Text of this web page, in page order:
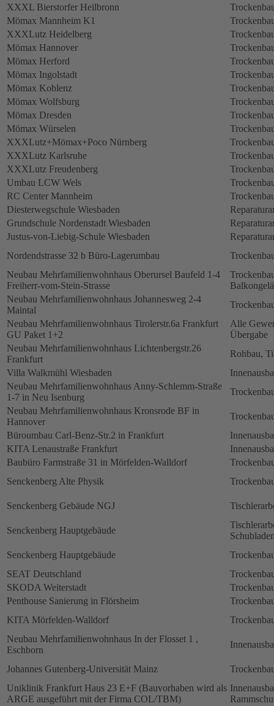
XXXL Bierstorfer Heilbronn
Mömax Mannheim K1
XXXLutz Heidelberg
Mömax Hannover
Mömax Herford
Mömax Ingolstadt
Mömax Koblenz
Mömax Wolfsburg
Mömax Dresden
Mömax Würselen
XXXLutz+Mömax+Poco Nürnberg
XXXLutz Karlsruhe
XXXLutz Freudenberg
Umbau LCW Wels
RC Center Mannheim
Diesterwegschule Wiesbaden
Grundschule Nordenstadt Wiesbaden
Justus-von-Liebig-Schule Wiesbaden
Nordendstrasse 32 b Büro-Lagerumbau
Neubau Mehrfamilienwohnhaus Oberursel Baufeld 1-4
Freiherr-vom-Stein-Strasse
Neubau Mehrfamilienwohnhaus Johannesweg 2-4
Maintal
Neubau Mehrfamilienwohnhaus Tirolerstr.6a Frankfurt
GU Paket 1+2
Alle
Übergabe
Neubau Mehrfamilienwohnhaus Lichtenbergstr.26
Frankfurt
Rohbau,
Villa Walkmühl Wiesbaden
Neubau Mehrfamilienwohnhaus Anny-Schlemm-Straße
1-7 in Neu Isenburg
Neubau Mehrfamilienwohnhaus Kronsrode BF in
Hannover
Büroumbau Carl-Benz-Str.2 in Frankfurt
KITA Lenaustraße Frankfurt
Baubüro Farmstraße 31 in Mörfelden-Walldorf
Senckenberg Alte Physik
Senckenberg Gebäude NGJ
Senckenberg Hauptgebäude
Senckenberg Hauptgebäude
SEAT Deutschland
SKODA Weiterstadt
Penthouse Sanierung in Flörsheim
KITA Mörfelden-Walldorf
Neubau Mehrfamilienwohnhaus In der Flosset 1 ,
Eschborn
Johannes Gutenberg-Universität Mainz
Uniklinik Frankfurt Haus 23 E+F (Bauvorhaben wird als
ARGE ausgeführt mit der Firma COL/TBM)